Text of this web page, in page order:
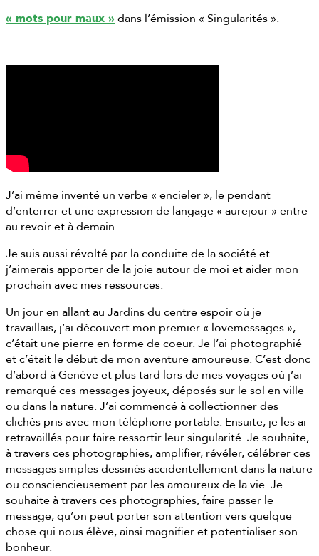
« mots pour maux » dans l’émission « Singularités ».
J’ai même inventé un verbe « encieler », le pendant
d’enterrer et une expression de langage « aurejour » entre
au revoir et à demain.
Je suis aussi révolté par la conduite de la société et
j’aimerais apporter de la joie autour de moi et aider mon
prochain avec mes ressources.
Un jour en allant au Jardins du centre espoir où je
travaillais, j’ai découvert mon premier « lovemessages »,
c’était une pierre en forme de coeur. Je l’ai photographié
et c’était le début de mon aventure amoureuse. C’est donc
d’abord à Genève et plus tard lors de mes voyages où j’ai
remarqué ces messages joyeux, déposés sur le sol en ville
ou dans la nature. J’ai commencé à collectionner des
clichés pris avec mon téléphone portable. Ensuite, je les ai
retravaillés pour faire ressortir leur singularité. Je souhaite,
à travers ces photographies, amplifier, révéler, célébrer ces
messages simples dessinés accidentellement dans la nature
ou consciencieusement par les amoureux de la vie. Je
souhaite à travers ces photographies, faire passer le
message, qu’on peut porter son attention vers quelque
chose qui nous élève, ainsi magnifier et potentialiser son
bonheur.